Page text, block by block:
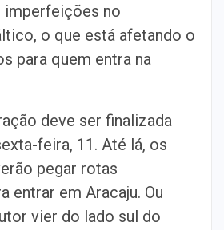
no
o que está afetando o
para quem entra na
deve ser finalizada
feira, 11. Até lá, os
pegar rotas
entrar em Aracaju. Ou
vier do lado sul do